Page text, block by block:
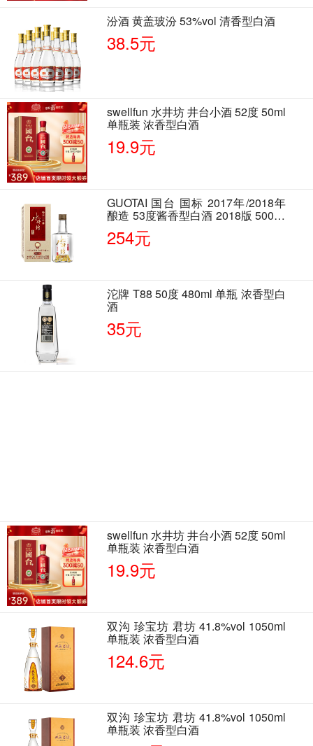
汾酒 黄盖玻汾 53%vol 清香型白酒
38.5元
swellfun 水井坊 井台小酒 52度 50ml
单瓶装 浓香型白酒
19.9元
GUOTAI 国台 国标 2017年/2018年
酿造 53度酱香型白酒 2018版 500ml
单瓶装
254元
沱牌 T88 50度 480ml 单瓶 浓香型白
酒
35元
swellfun 水井坊 井台小酒 52度 50ml
单瓶装 浓香型白酒
19.9元
双沟 珍宝坊 君坊 41.8%vol 1050ml
单瓶装 浓香型白酒
124.6元
双沟 珍宝坊 君坊 41.8%vol 1050ml
单瓶装 浓香型白酒